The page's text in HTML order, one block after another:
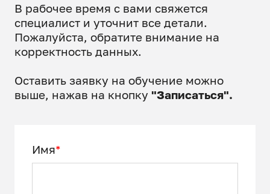
В рабочее время с вами свяжется
специалист и уточнит все детали.
Пожалуйста, обратите внимание на
корректность данных.
Оставить заявку на обучение можно
выше, нажав на кнопку "Записаться".
Имя*